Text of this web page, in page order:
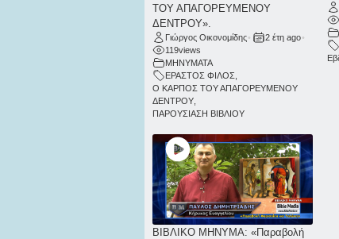
ΤΟΥ ΑΠΑΓΟΡΕΥΜΕΝΟΥ
ΔΕΝΤΡΟΥ».
Γιώργος Οικονομίδης• 2 έτη ago•
119views
ΜΗΝΥΜΑΤΑ
ΕΡΑΣΤΟΣ ΦΙΛΟΣ
Ο ΚΑΡΠΟΣ ΤΟΥ ΑΠΑΓΟΡΕΥΜΕΝΟΥ
ΔΕΝΤΡΟΥ
ΠΑΡΟΥΣΙΑΣΗ ΒΙΒΛΙΟΥ
ΒΙΒΛΙΚΟ ΜΗΝΥΜΑ: «Παραβολή